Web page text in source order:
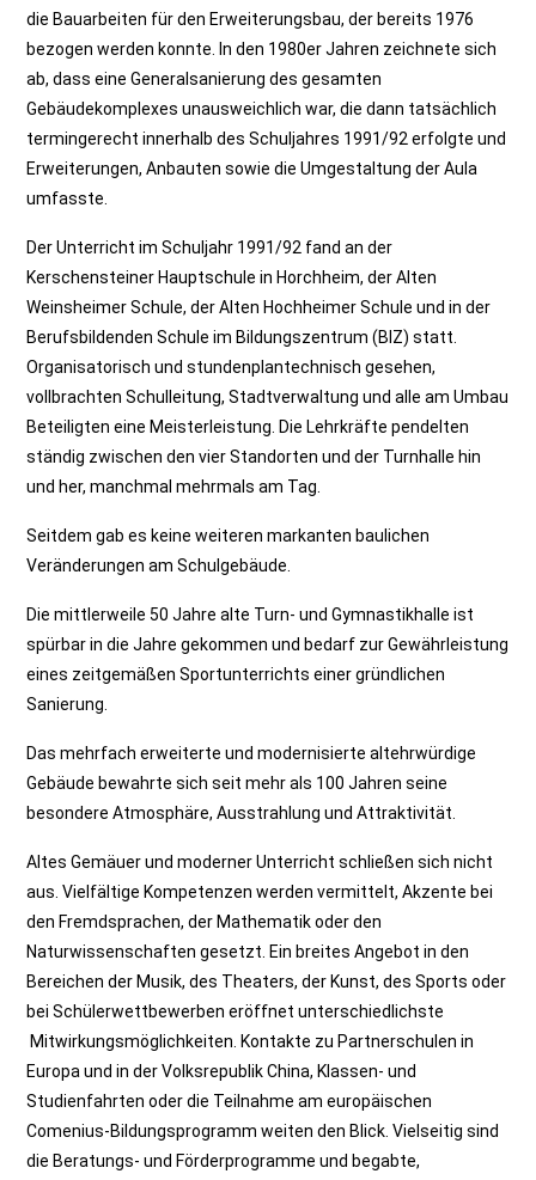
die Bauarbeiten für den Erweiterungsbau, der bereits 1976
bezogen werden konnte. In den 1980er Jahren zeichnete sich
ab, dass eine Generalsanierung des gesamten
Gebäudekomplexes unausweichlich war, die dann tatsächlich
termingerecht innerhalb des Schuljahres 1991/92 erfolgte und
Erweiterungen, Anbauten sowie die Umgestaltung der Aula
umfasste.
Der Unterricht im Schuljahr 1991/92 fand an der
Kerschensteiner Hauptschule in Horchheim, der Alten
Weinsheimer Schule, der Alten Hochheimer Schule und in der
Berufsbildenden Schule im Bildungszentrum (BIZ) statt.
Organisatorisch und stundenplantechnisch gesehen,
vollbrachten Schulleitung, Stadtverwaltung und alle am Umbau
Beteiligten eine Meisterleistung. Die Lehrkräfte pendelten
ständig zwischen den vier Standorten und der Turnhalle hin
und her, manchmal mehrmals am Tag.
Seitdem gab es keine weiteren markanten baulichen
Veränderungen am Schulgebäude.
Die mittlerweile 50 Jahre alte Turn- und Gymnastikhalle ist
spürbar in die Jahre gekommen und bedarf zur Gewährleistung
eines zeitgemäßen Sportunterrichts einer gründlichen
Sanierung.
Das mehrfach erweiterte und modernisierte altehrwürdige
Gebäude bewahrte sich seit mehr als 100 Jahren seine
besondere Atmosphäre, Ausstrahlung und Attraktivität.
Altes Gemäuer und moderner Unterricht schließen sich nicht
aus. Vielfältige Kompetenzen werden vermittelt, Akzente bei
den Fremdsprachen, der Mathematik oder den
Naturwissenschaften gesetzt. Ein breites Angebot in den
Bereichen der Musik, des Theaters, der Kunst, des Sports oder
bei Schülerwettbewerben eröffnet unterschiedlichste
Mitwirkungsmöglichkeiten. Kontakte zu Partnerschulen in
Europa und in der Volksrepublik China, Klassen- und
Studienfahrten oder die Teilnahme am europäischen
Comenius-Bildungsprogramm weiten den Blick. Vielseitig sind
die Beratungs- und Förderprogramme und begabte,